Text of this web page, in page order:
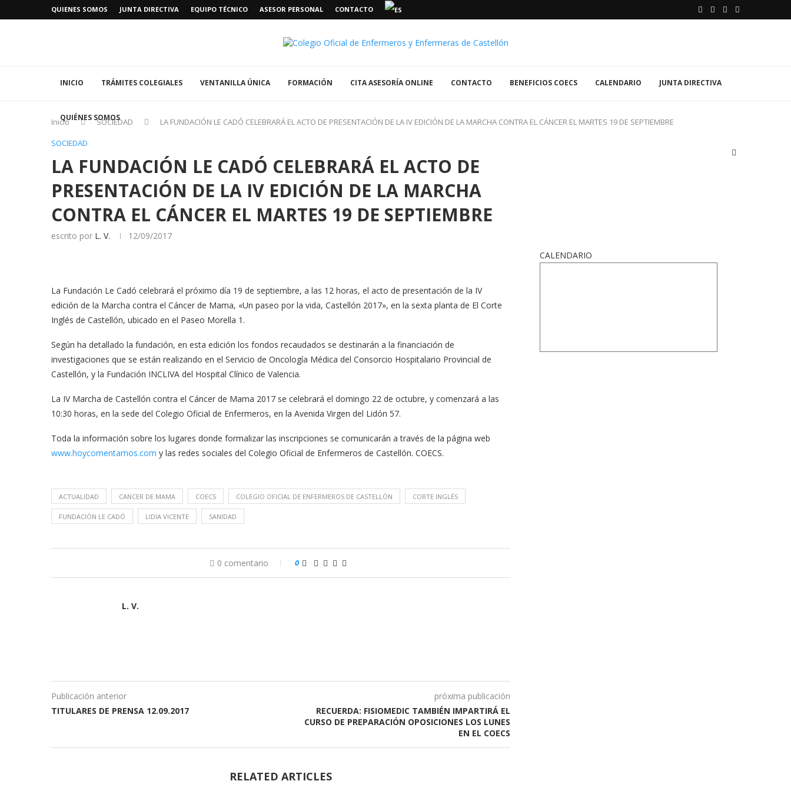
QUIENES SOMOS JUNTA DIRECTIVA EQUIPO TÉCNICO ASESOR PERSONAL CONTACTO
INICIO TRÁMITES COLEGIALES VENTANILLA ÚNICA FORMACIÓN CITA ASESORÍA ONLINE CONTACTO BENEFICIOS COECS CALENDARIO JUNTA DIRECTIVA
QUIÉNES SOMOS
Inicio SOCIEDAD
LA FUNDACIÓN LE CADÓ CELEBRARÁ EL ACTO DE PRESENTACIÓN DE LA IV EDICIÓN DE LA MARCHA CONTRA EL CÁNCER EL MARTES 19 DE SEPTIEMBRE
SOCIEDAD
LA FUNDACIÓN LE CADÓ CELEBRARÁ EL ACTO DE
PRESENTACIÓN DE LA IV EDICIÓN DE LA MARCHA
CONTRA EL CÁNCER EL MARTES 19 DE SEPTIEMBRE
escrito por L. V. 12/09/2017
La Fundación Le Cadó celebrará el próximo día 19 de septiembre, a las 12 horas, el acto de presentación de la IV
edición de la Marcha contra el Cáncer de Mama, «Un paseo por la vida, Castellón 2017», en la sexta planta de El Corte
Inglés de Castellón, ubicado en el Paseo Morella 1.
Según ha detallado la fundación, en esta edición los fondos recaudados se destinarán a la financiación de
investigaciones que se están realizando en el Servicio de Oncología Médica del Consorcio Hospitalario Provincial de
Castellón, y la Fundación INCLIVA del Hospital Clínico de Valencia.
La IV Marcha de Castellón contra el Cáncer de Mama 2017 se celebrará el domingo 22 de octubre, y comenzará a las
10:30 horas, en la sede del Colegio Oficial de Enfermeros, en la Avenida Virgen del Lidón 57.
Toda la información sobre los lugares donde formalizar las inscripciones se comunicarán a través de la página web
www.hoycomentamos.com y las redes sociales del Colegio Oficial de Enfermeros de Castellón. COECS.
ACTUALIDAD CANCER DE MAMA COECS COLEGIO OFICIAL DE ENFERMEROS DE CASTELLÓN CORTE INGLÉS
FUNDACIÓN LE CADÓ LIDIA VICENTE SANIDAD
0 comentario 0
L. V.
Publicación anterior
TITULARES DE PRENSA 12.09.2017
próxima publicación
RECUERDA: FISIOMEDIC TAMBIÉN IMPARTIRÁ EL
CURSO DE PREPARACIÓN OPOSICIONES LOS LUNES
EN EL COECS
RELATED ARTICLES
CALENDARIO